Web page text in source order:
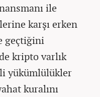
ile
karşı erken
geçtiğini
kripto varlık
yükümlülükler
kuralını